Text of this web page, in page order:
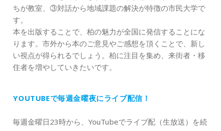
ちが教室、③対話から地域課題の解決が特徴の市民大学で
す。
本を出版することで、柏の魅力が全国に発信することにな
ります。市外から本のご意見やご感想を頂くことで、新し
い視点が得られるでしょう。柏に注目を集め、来街者・移
住者を増やしていきたいです。
YOUTUBEで毎週金曜夜にライブ配信！
毎週金曜日23時から、YouTubeでライブ配（生放送）を続